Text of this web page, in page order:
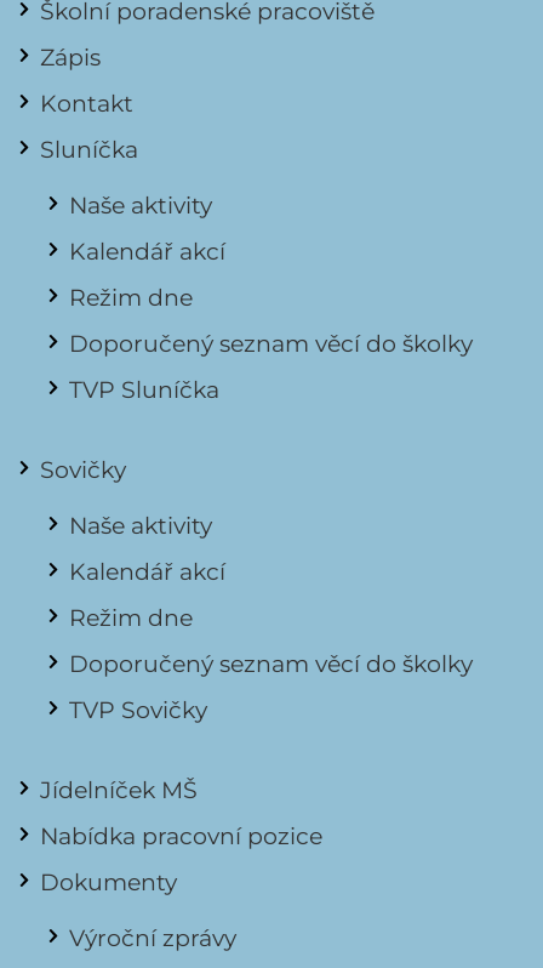
Školní poradenské pracoviště
Zápis
Kontakt
Sluníčka
Naše aktivity
Kalendář akcí
Režim dne
Doporučený seznam věcí do školky
TVP Sluníčka
Sovičky
Naše aktivity
Kalendář akcí
Režim dne
Doporučený seznam věcí do školky
TVP Sovičky
Jídelníček MŠ
Nabídka pracovní pozice
Dokumenty
Výroční zprávy